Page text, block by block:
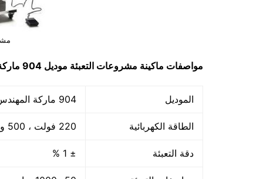
مواصفات ماكينة مشروعات التعبئة موديل 904 ماركة مهندس منسي
الموديل 904 ماركة المهندس منسي
الطاقة الكهربائية 220 فولت ، 500 وات
دقة التعبئة ± 1 %